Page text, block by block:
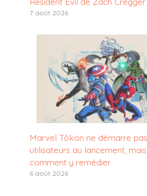
7 août 2026
Marvel Tōkon ne démarre
utilisateurs au lancement,
comment y remédier
6 août 2026